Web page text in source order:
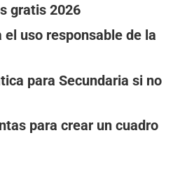
gratis 2026
uso responsable de la
para Secundaria si no
para crear un cuadro